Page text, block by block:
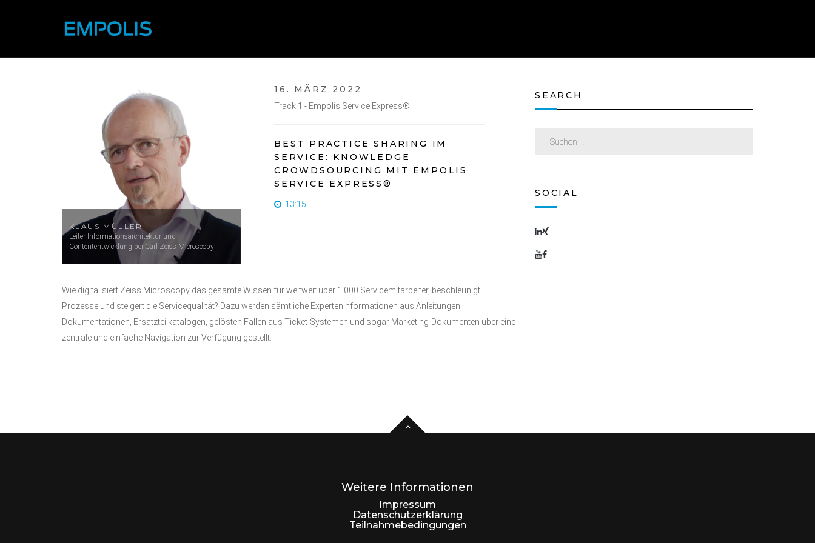
KLAUS MÜLLER
Leiter Informationsarchitektur und
Contententwicklung bei Carl Zeiss Microscopy
16. MÄRZ 2022
Track 1 - Empolis Service Express®
BEST PRACTICE SHARING IM
SERVICE: KNOWLEDGE
CROWDSOURCING MIT EMPOLIS
SERVICE EXPRESS®
13:15
Wie digitalisiert Zeiss Microscopy das gesamte Wissen für weltweit über 1.000 Servicemitarbeiter, beschleunigt
Prozesse und steigert die Servicequalität? Dazu werden sämtliche Experteninformationen aus Anleitungen,
Dokumentationen, Ersatzteilkatalogen, gelösten Fällen aus Ticket-Systemen und sogar Marketing-Dokumenten über eine
zentrale und einfache Navigation zur Verfügung gestellt.
SEARCH
SOCIAL
Weitere Informationen
Impressum
Datenschutzerklärung
Teilnahmebedingungen